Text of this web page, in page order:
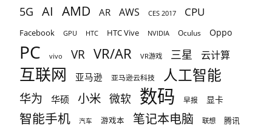
5G AI AMD AR AWS CES 2017 CPU
Facebook GPU HTC HTC Vive NVIDIA Oculus Oppo
PC vivo VR VR/AR VR游戏 三星 云计算
互联网 亚马逊 亚马逊云科技 人工智能
华为 华硕 小米 微软 数码 早报 显卡
智能手机 汽车 游戏本 笔记本电脑 联想 腾讯